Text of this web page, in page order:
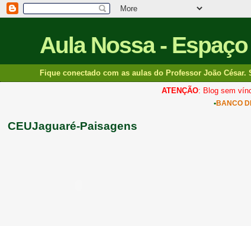
Aula Nossa -
Fique conectado com as aulas do Professor João
ATENÇÃO: Blog sem
•BANCO
CEUJaguaré-Paisagens